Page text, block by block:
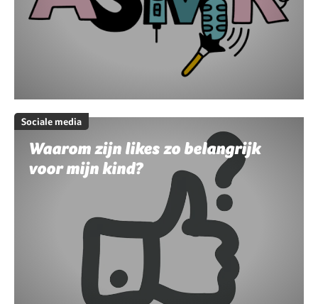
Sociale media
Waarom zijn likes zo belangrijk
voor mijn kind?